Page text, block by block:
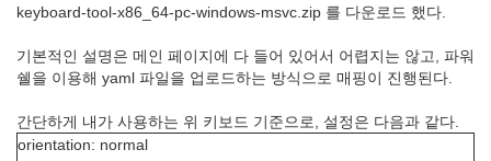
keyboard-tool-x86_64-pc-windows-msvc.zip 를 다운로드 했다.
기본적인 설명은 메인 페이지에 다 들어 있어서 어렵지는 않고, 파워
쉘을 이용해 yaml 파일을 업로드하는 방식으로 매핑이 진행된다.
간단하게 내가 사용하는 위 키보드 기준으로, 설정은 다음과 같다.
orientation: normal